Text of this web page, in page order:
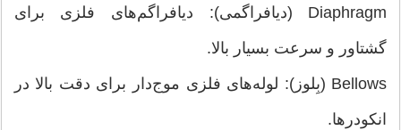
Diaphragm (دیافراگمی): دیافراگم‌های فلزی برای
گشتاور و سرعت بسیار بالا.
Bellows (بِلوز): لوله‌های فلزی موج‌دار برای دقت بالا در
انکودرها.